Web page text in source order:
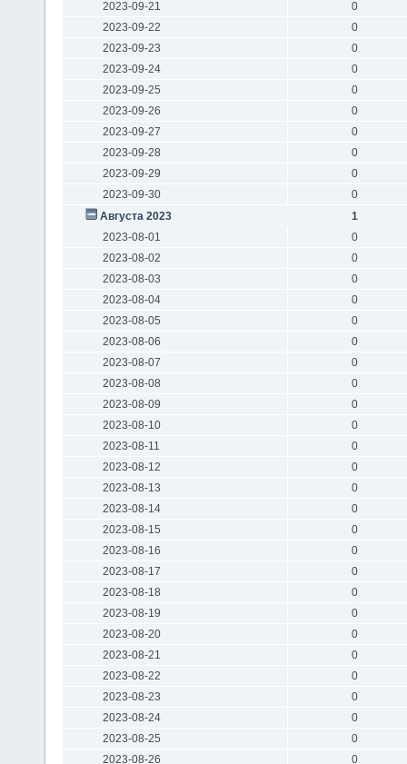
2023-09-21
0
2023-09-22
0
2023-09-23
0
2023-09-24
0
2023-09-25
0
2023-09-26
0
2023-09-27
0
2023-09-28
0
2023-09-29
0
2023-09-30
0
Августа 2023
1
2023-08-01
0
2023-08-02
0
2023-08-03
0
2023-08-04
0
2023-08-05
0
2023-08-06
0
2023-08-07
0
2023-08-08
0
2023-08-09
0
2023-08-10
0
2023-08-11
0
2023-08-12
0
2023-08-13
0
2023-08-14
0
2023-08-15
0
2023-08-16
0
2023-08-17
0
2023-08-18
0
2023-08-19
0
2023-08-20
0
2023-08-21
0
2023-08-22
0
2023-08-23
0
2023-08-24
0
2023-08-25
0
2023-08-26
0